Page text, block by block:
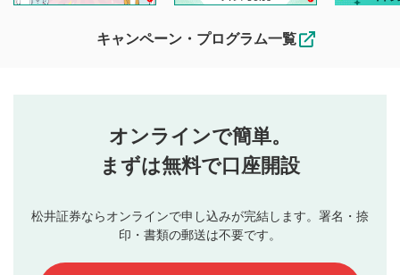
投稿するボタン
星で評価をすると投稿できます。（お名前とコメント
3
動画の評価
待ちしております。
なお、投稿をもって、本注意事項に同意されたものとみなし
行ってください。
当社は、利用者同士、もしくは利用者と第三者間のトラ
ブルによって生じた損害に対して一切の責任を負いませ
評価およびコメントは当社にて審査のうえ、掲載となり
ます。掲載されるまでに日数がかかる場合や掲載されない
てはお答えできません。各動画コンテンツへの掲載をもっ
キャンペーン・プログラム一覧
オンラインで簡単。
まずは無料で口座開設
松井証券ならオンラインで申し込みが完結します。署名・捺
印・書類の郵送は不要です。